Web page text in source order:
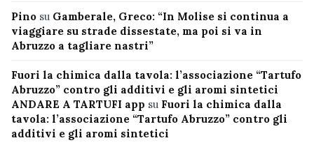
Pino su Gamberale, Greco: “In Molise si continua a
viaggiare su strade dissestate, ma poi si va in
Abruzzo a tagliare nastri”
Fuori la chimica dalla tavola: l’associazione “Tartufo
Abruzzo” contro gli additivi e gli aromi sintetici
ANDARE A TARTUFI app su Fuori la chimica dalla
tavola: l’associazione “Tartufo Abruzzo” contro gli
additivi e gli aromi sintetici